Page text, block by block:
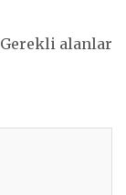
Gerekli alanlar